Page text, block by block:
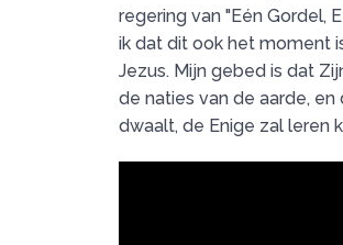
regering van "Eén Gordel,
ik dat dit ook het moment
Jezus. Mijn gebed is dat
de naties van de aarde,
dwaalt, de Enige zal leren